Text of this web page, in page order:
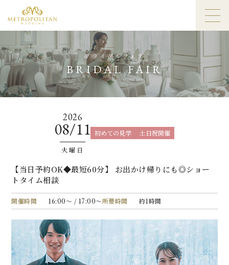
ブライダルフェア
BRIDAL FAIR
2026
08/11
火曜日
初めての見学 土日祝開催
【当日予約OK◆最短60分】 お出かけ帰りにも◎ショー
トタイム相談
開催時間 16:00〜 / 17:00〜所要時間 約1時間